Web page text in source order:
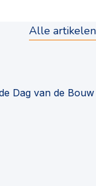
Alle artikelen
Dag van de Bouw